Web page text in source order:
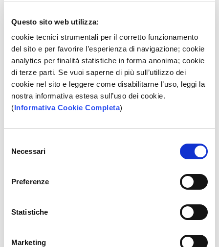
Questo sito web utilizza:
cookie tecnici strumentali per il corretto funzionamento
del sito e per favorire l’esperienza di navigazione; cookie
analytics per finalità statistiche in forma anonima; cookie
di terze parti. Se vuoi saperne di più sull’utilizzo dei
cookie nel sito e leggere come disabilitarne l’uso, leggi la
nostra informativa estesa sull’uso dei cookie.
(Informativa Cookie Completa)
delNecessari
Preferenze
Statistiche
Marketing
inclusi nel canone di conto
SCOPRI
Altri conti
Condominio